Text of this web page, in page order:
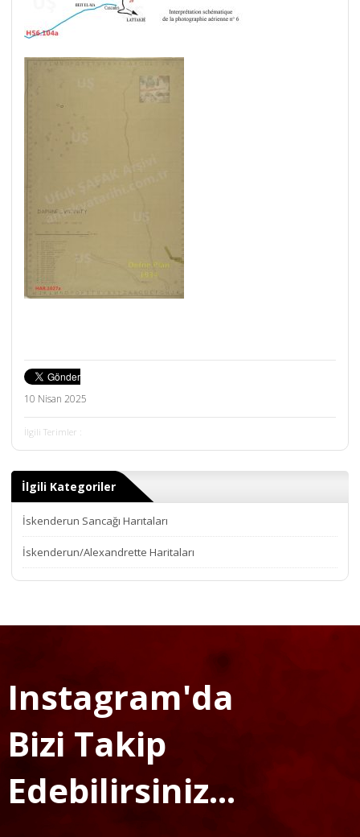
10 Nisan 2025
İlgili Terimler :
İlgili Kategoriler
İskenderun Sancağı Harıtaları
İskenderun/Alexandrette Haritaları
Instagram'da
Bizi Takip
Edebilirsiniz...